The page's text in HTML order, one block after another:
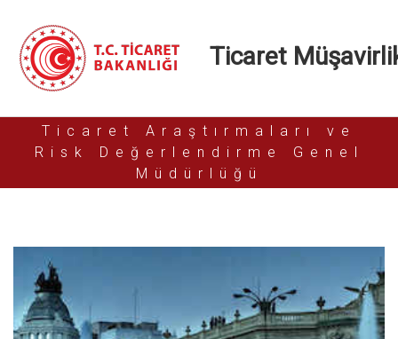
Ticaret
Ticaret Araştırmaları ve
Risk Değerlendirme Genel
Müdürlüğü